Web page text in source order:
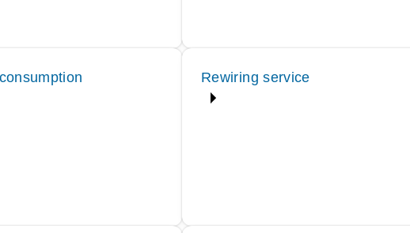
Rewiring service